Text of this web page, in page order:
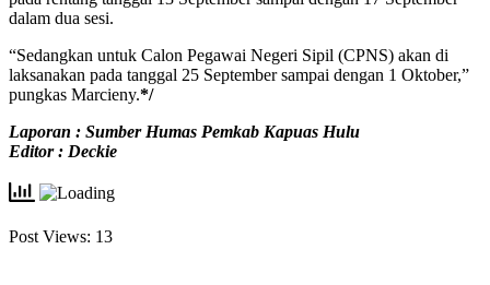
dalam dua sesi.
“Sedangkan untuk Calon Pegawai Negeri Sipil (CPNS) akan di
laksanakan pada tanggal 25 September sampai dengan 1 Oktober,”
pungkas Marcieny.*/
Laporan : Sumber Humas Pemkab Kapuas Hulu
Editor : Deckie
Post Views: 13